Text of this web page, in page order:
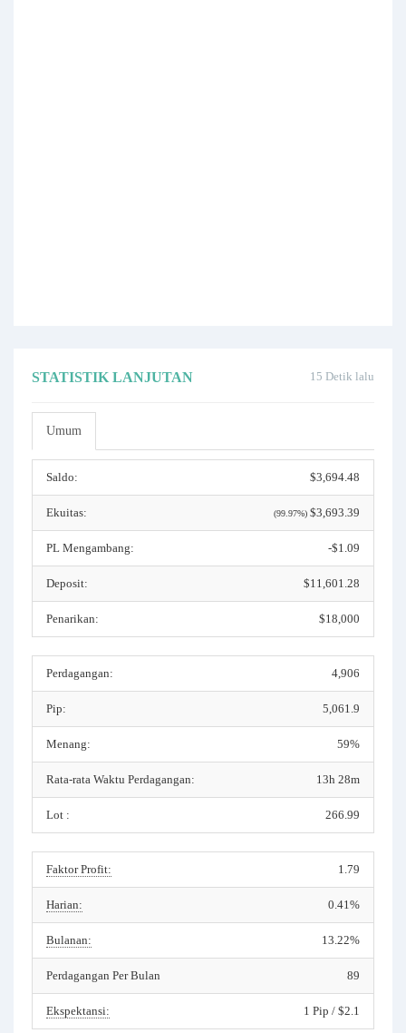
15 Detik lalu
STATISTIK LANJUTAN
Umum
Saldo: $3,694.48
Ekuitas: (99.97%) $3,693.39
PL Mengambang: -$1.09
Deposit: $11,601.28
Penarikan: $18,000
Perdagangan: 4,906
Pip: 5,061.9
Menang: 59%
Rata-rata Waktu Perdagangan: 13h 28m
Lot : 266.99
Faktor Profit: 1.79
Harian: 0.41%
Bulanan: 13.22%
Perdagangan Per Bulan 89
Ekspektansi: 1 Pip / $2.1